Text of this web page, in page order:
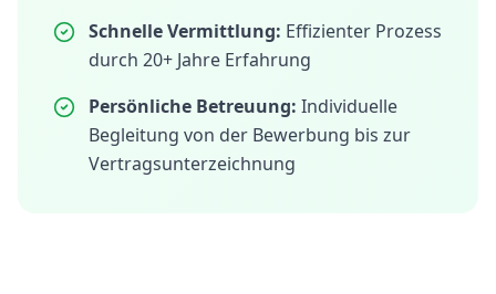
Schnelle Vermittlung: Effizienter Prozess
durch 20+ Jahre Erfahrung
Persönliche Betreuung: Individuelle
Begleitung von der Bewerbung bis zur
Vertragsunterzeichnung